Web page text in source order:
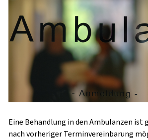
Eine Behandlung in den Ambulanzen ist
nach vorheriger Terminvereinbarung